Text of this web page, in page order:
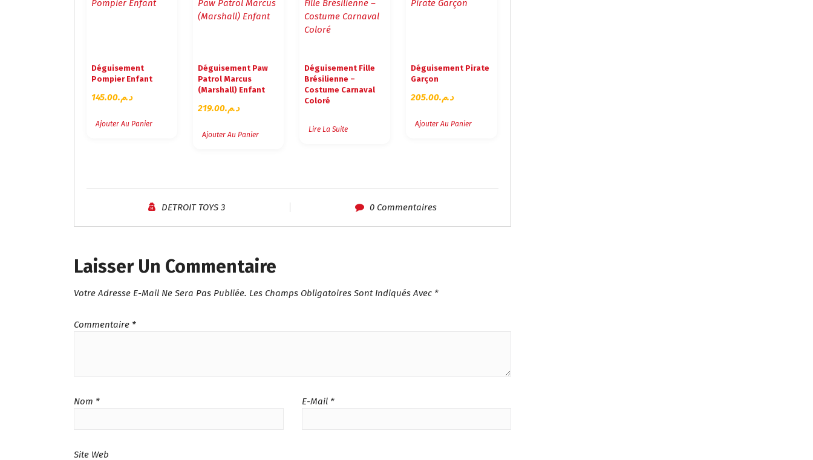
Déguisement
Pompier Enfant
د.م.145.00
Ajouter Au Panier
Déguisement Paw
Patrol Marcus
(Marshall) Enfant
د.م.219.00
Ajouter Au Panier
Déguisement Fille
Brésilienne –
Costume Carnaval
Coloré
Lire La Suite
Déguisement Pirate
Garçon
د.م.205.00
Ajouter Au Panier
DETROIT TOYS 3 0 Commentaires
Laisser Un Commentaire
Votre Adresse E-Mail Ne Sera Pas Publiée. Les Champs Obligatoires Sont Indiqués Avec *
Commentaire *
Nom * E-Mail *
Site Web